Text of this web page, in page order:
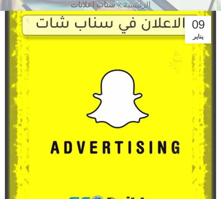
الرئيسية»سناب اعلانات
09
يناير